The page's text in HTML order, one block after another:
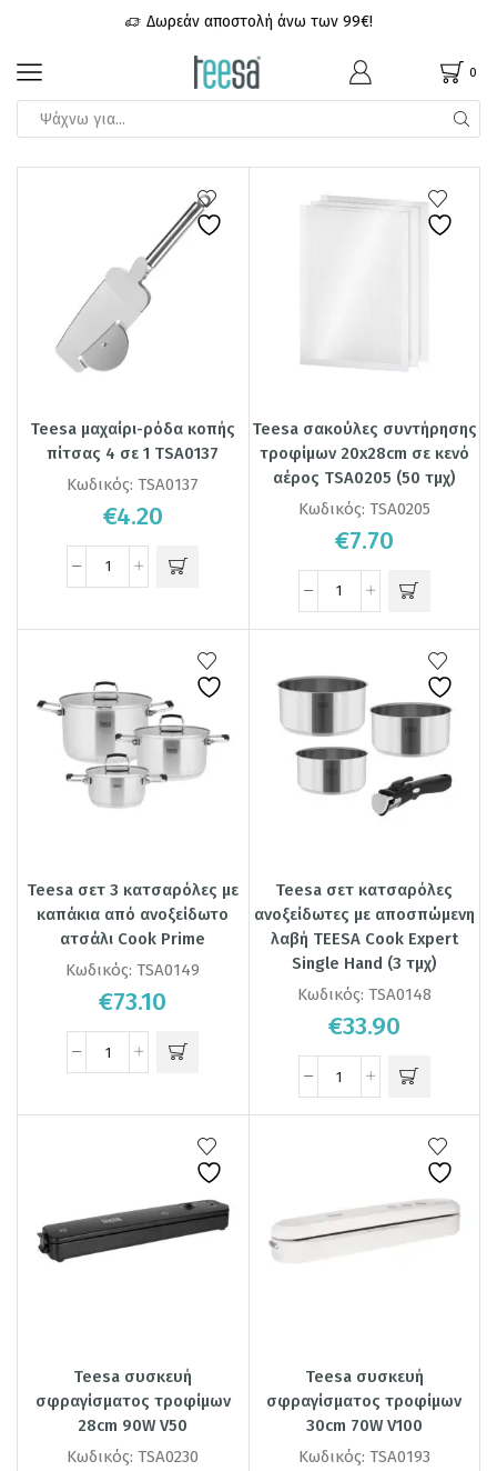
Δωρεάν αποστολή άνω των 99€!
0
Teesa μαχαίρι-ρόδα κοπής
πίτσας 4 σε 1 TSA0137
Κωδικός:TSA0137
€4.20
Teesa σακούλες συντήρησης
τροφίμων 20x28cm σε κενό
αέρος TSA0205 (50 τμχ)
Κωδικός: TSA0205
€7.70
Teesa σετ 3 κατσαρόλες με
καπάκια από ανοξείδωτο
ατσάλι Cook Prime
Κωδικός:TSA0149
€73.10
Teesa σετ κατσαρόλες
ανοξείδωτες με αποσπώμενη
λαβή TEESA Cook Expert
Single Hand (3 τμχ)
Κωδικός: TSA0148
€33.90
Teesa συσκευή
σφραγίσματος τροφίμων
28cm 90W V50
Κωδικός:TSA0230
Teesa συσκευή
σφραγίσματος τροφίμων
30cm 70W V100
Κωδικός: TSA0193